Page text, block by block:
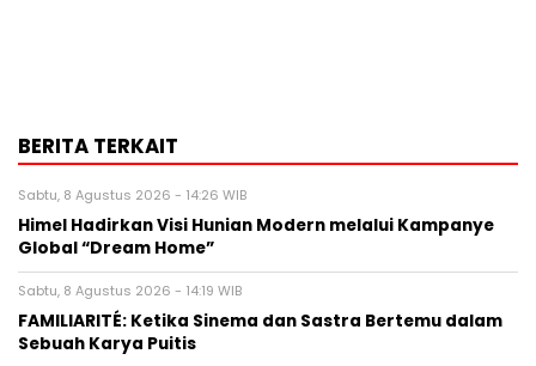
BERITA TERKAIT
Sabtu, 8 Agustus 2026 - 14:26 WIB
Himel Hadirkan Visi Hunian Modern melalui Kampanye
Global “Dream Home”
Sabtu, 8 Agustus 2026 - 14:19 WIB
FAMILIARITÉ: Ketika Sinema dan Sastra Bertemu dalam
Sebuah Karya Puitis